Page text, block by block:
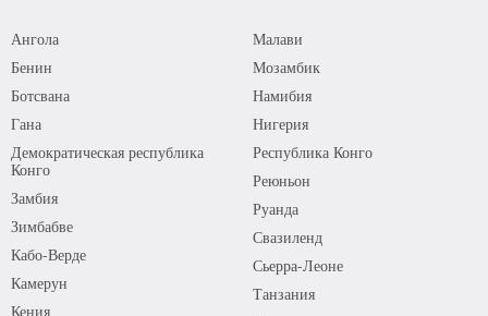
Ангола
Бенин
Ботсвана
Гана
Демократическая республика
Конго
Замбия
Зимбабве
Кабо-Верде
Камерун
Кения
Малави
Мозамбик
Намибия
Нигерия
Республика Конго
Реюньон
Руанда
Свазиленд
Сьерра-Леоне
Танзания